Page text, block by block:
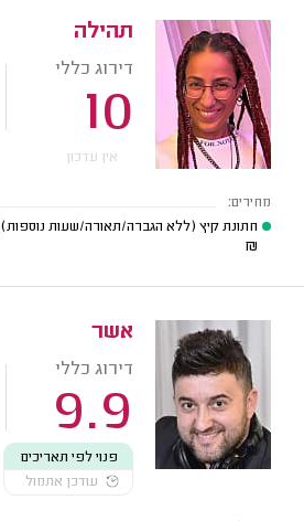
תהילה
דירוג כללי
10
אין עדכון
מחירים:
חתונת קיץ (ללא הגברה/תאורה/שעות נוספות)
₪
אשר
דירוג כללי
9.9
פנוי לפי תאריכים
עודכן אתמול